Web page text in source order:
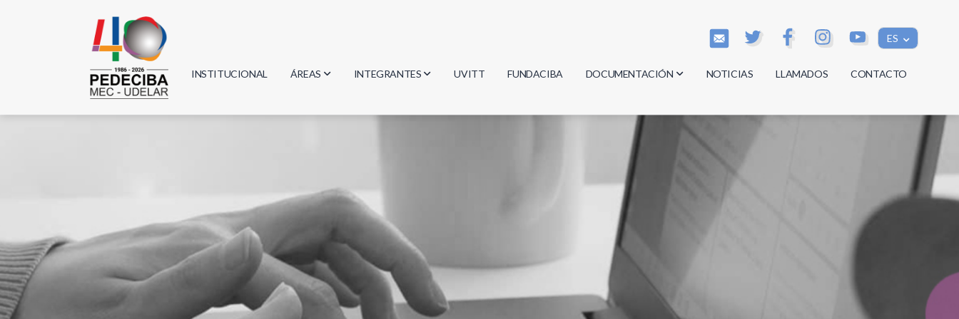
ES
INSTITUCIONAL ÁREAS
Biología
Informática
Química
INTEGRANTES
Investigadores
UVITT FUNDACIBA DOCUMENTACIÓN
Actas
Reglamentos
Documentos
NOTICIAS LLAMADOS CONTACTO